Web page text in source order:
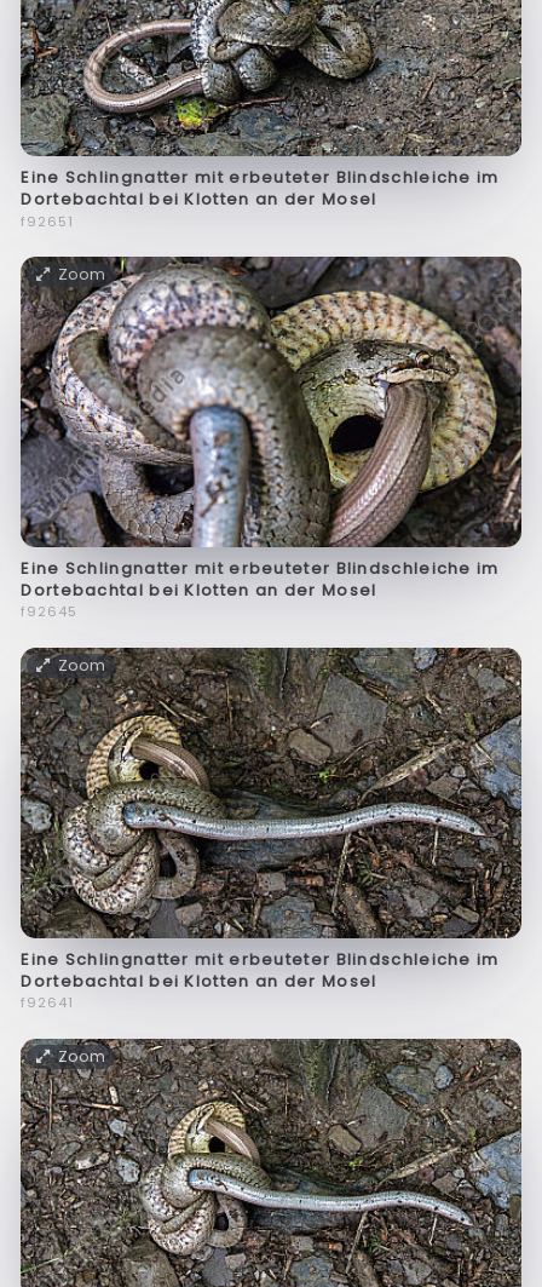
Eine Schlingnatter mit erbeuteter Blindschleiche im
Dortebachtal bei Klotten an der Mosel
f92651
Zoom
Eine Schlingnatter mit erbeuteter Blindschleiche im
Dortebachtal bei Klotten an der Mosel
f92645
Zoom
Eine Schlingnatter mit erbeuteter Blindschleiche im
Dortebachtal bei Klotten an der Mosel
f92641
Zoom